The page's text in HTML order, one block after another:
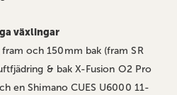
växlingar
och 150mm bak (fram SR
& bak X-Fusion O2 Pro
en Shimano CUES U6000 11-